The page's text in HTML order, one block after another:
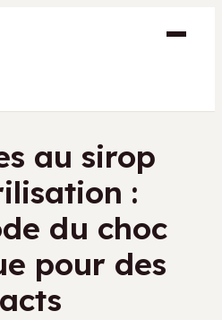
au sirop
:
du choc
pour des